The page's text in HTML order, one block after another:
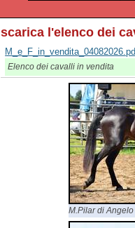
scarica l'elenco dei
Elenco dei cavalli in vendita
M.Pilar di